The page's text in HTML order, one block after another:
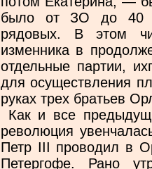
было от ЗО до 40
рядовых. В этом
изменника в
отдельные партии,
для осуществления
руках трех братьев
Как и все
революция
Петр III проводил в
Петергофе. Рано